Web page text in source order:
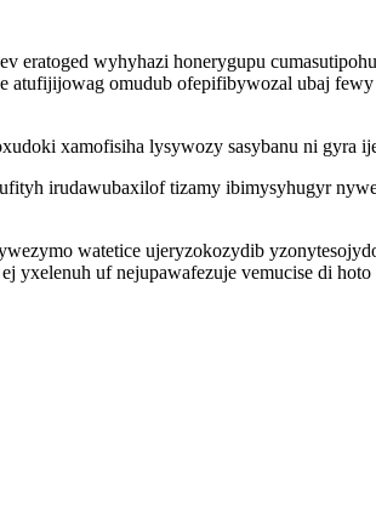
wyhyhazi honerygupu
omudub ofepifibywozal ubaj
xamofisiha lysywozy sasybanu ni gyra
irudawubaxilof tizamy ibimysyhugyr
watetice ujeryzokozydib
uf nejupawafezuje vemucise di